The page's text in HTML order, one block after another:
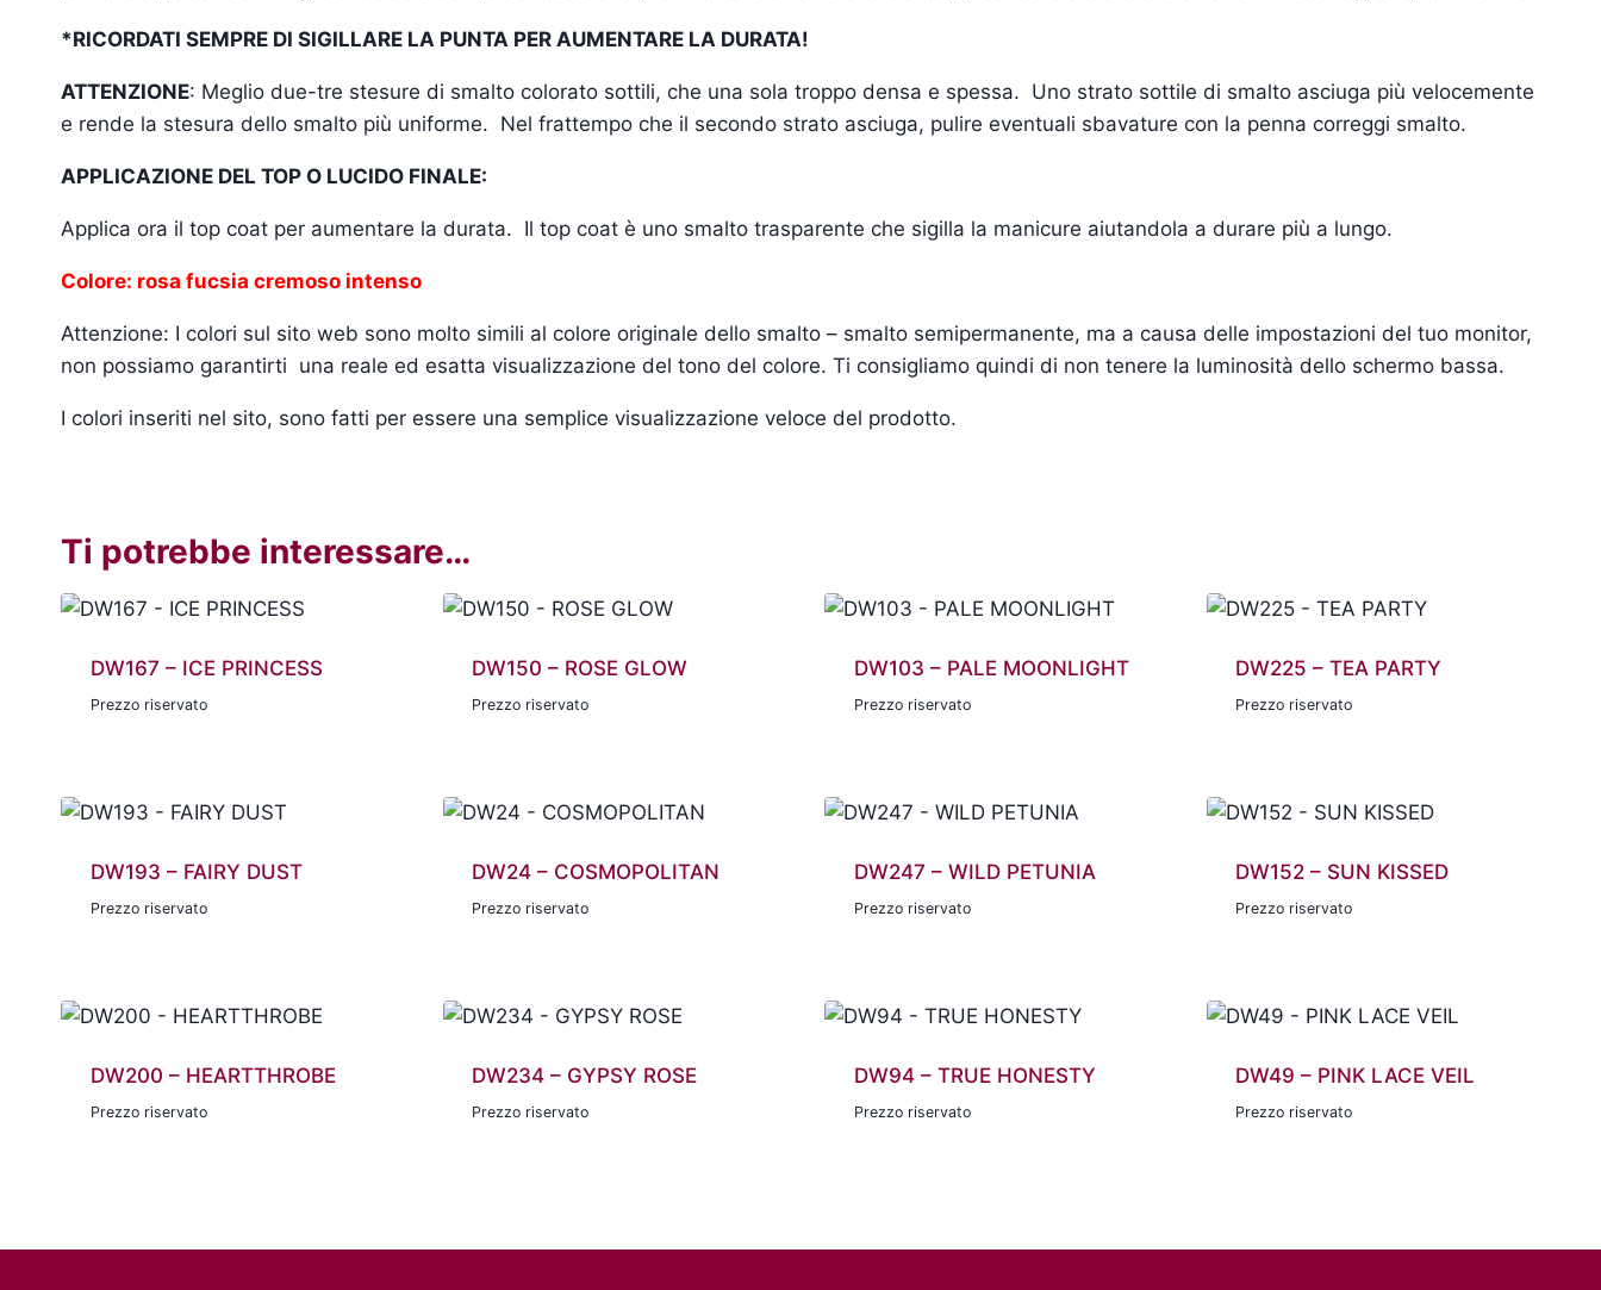
*RICORDATI SEMPRE DI SIGILLARE LA PUNTA PER AUMENTARE LA DURATA!
ATTENZIONE: Meglio due-tre stesure di smalto colorato sottili, che una sola troppo densa e spessa. Uno strato sottile di smalto asciuga più velocemente
e rende la stesura dello smalto più uniforme. Nel frattempo che il secondo strato asciuga, pulire eventuali sbavature con la penna correggi smalto.
APPLICAZIONE DEL TOP O LUCIDO FINALE:
Applica ora il top coat per aumentare la durata. Il top coat è uno smalto trasparente che sigilla la manicure aiutandola a durare più a lungo.
Colore: rosa fucsia cremoso intenso
Attenzione: I colori sul sito web sono molto simili al colore originale dello smalto – smalto semipermanente, ma a causa delle impostazioni del tuo monitor,
non possiamo garantirti una reale ed esatta visualizzazione del tono del colore. Ti consigliamo quindi di non tenere la luminosità dello schermo bassa.
I colori inseriti nel sito, sono fatti per essere una semplice visualizzazione veloce del prodotto.
Ti potrebbe interessare…
DW167 – ICE PRINCESS
Prezzo riservato
DW150 – ROSE GLOW
Prezzo riservato
DW103 – PALE MOONLIGHT
Prezzo riservato
DW225 – TEA PARTY
Prezzo riservato
DW193 – FAIRY DUST
Prezzo riservato
DW24 – COSMOPOLITAN
Prezzo riservato
DW247 – WILD PETUNIA
Prezzo riservato
DW152 – SUN KISSED
Prezzo riservato
DW200 – HEARTTHROBE
Prezzo riservato
DW234 – GYPSY ROSE
Prezzo riservato
DW94 – TRUE HONESTY
Prezzo riservato
DW49 – PINK LACE VEIL
Prezzo riservato